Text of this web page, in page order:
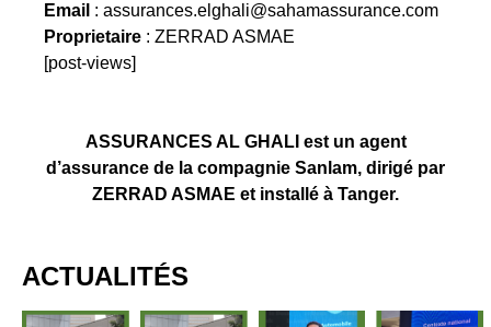
Email : assurances.elghali@sahamassurance.com
Proprietaire : ZERRAD ASMAE
[post-views]
ASSURANCES AL GHALI est un agent
d’assurance de la compagnie Sanlam, dirigé par
ZERRAD ASMAE et installé à Tanger.
ACTUALITÉS